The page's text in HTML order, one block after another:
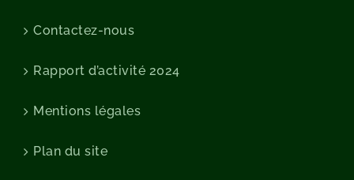
Contactez-nous
Rapport d’activité 2024
Mentions légales
Plan du site